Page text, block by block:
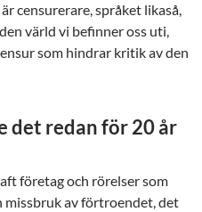
censurerare, språket likaså,
värld vi befinner oss uti,
som hindrar kritik av den
det redan för 20 år
företag och rörelser som
missbruk av förtroendet, det